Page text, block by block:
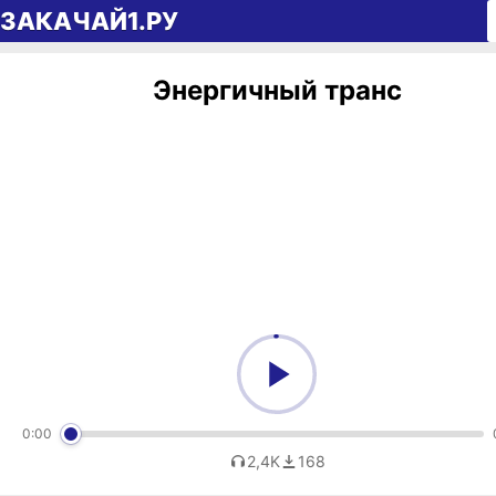
Перейти к содержимому
ЗАКАЧАЙ1.РУ
Энергичный транс
0:00
2,4K 168